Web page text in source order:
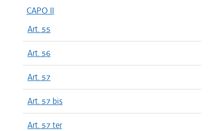
CAPO II
Art. 55
Art. 56
Art. 57
Art. 57 bis
Art. 57 ter